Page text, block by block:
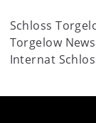
t
Schloss
Torgelow News
Internat